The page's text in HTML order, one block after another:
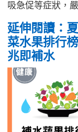
吸急促等症狀，
延伸閱讀：
菜水果排行
兆即補水